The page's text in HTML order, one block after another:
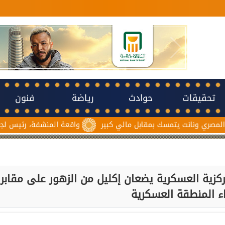
تحقيقات حوادث رياضة فنون
واقعة المنشفة، رئيس لجنة حكام بمقابل مالي كبير
العسكرية يضعان إكليل من الزهور على مقابر
المنطقة العسكرية